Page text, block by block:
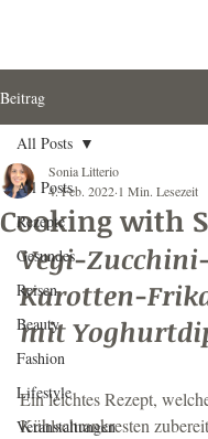
Beitrag
All Posts
Rezepte
Gesundes
Reisen
Beauty
Fashion
Lifestyle
Veranstaltungen
All Posts
Cooking with
Sonia Litterio
4. Feb. 2022 1 Min. Lesezeit
Vegi-
Karotten-
mit
Ein leichtes Rezept,
Kühlschrankresten